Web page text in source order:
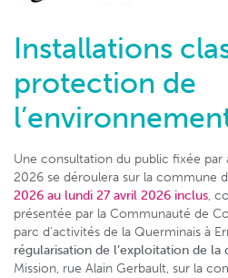
Installations
protection de
Une consultation du public fixée
2026 se déroulera sur la commune
2026 au lundi 27 avril 2026 inclus,
présentée par la Communauté de
parc d’activités de la Querminais à
régularisation de l’exploitation de la
Mission, rue Alain Gerbault, sur la